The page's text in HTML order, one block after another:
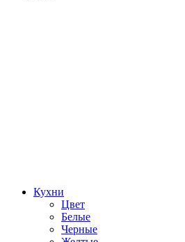
Кухни
Цвет
Белые
Черные